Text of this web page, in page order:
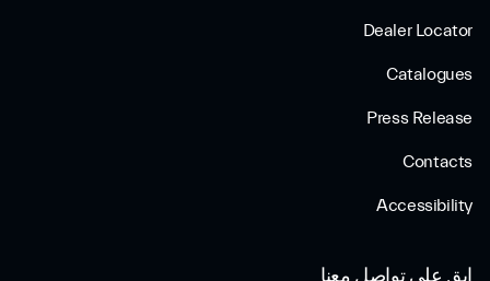
Dealer Locator
Catalogues
Press Release
Contacts
Accessibility
ابق على تواصل معنا